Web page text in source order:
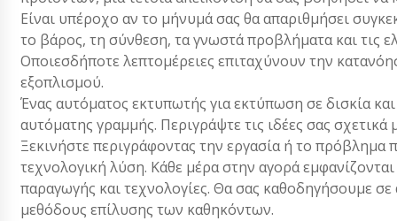
Είναι υπέροχο αν το μήνυμά σας θα απαριθμήσει
το βάρος, τη σύνθεση, τα γνωστά προβλήματα και τις
Οποιεσδήποτε λεπτομέρειες επιταχύνουν την
εξοπλισμού.
Ένας αυτόματος εκτυπωτής για εκτύπωση σε δισκία
αυτόματης γραμμής. Περιγράψτε τις ιδέες σας
Ξεκινήστε περιγράφοντας την εργασία ή το
τεχνολογική λύση. Κάθε μέρα στην αγορά
παραγωγής και τεχνολογίες. Θα σας καθοδηγήσουμε
μεθόδους επίλυσης των καθηκόντων.